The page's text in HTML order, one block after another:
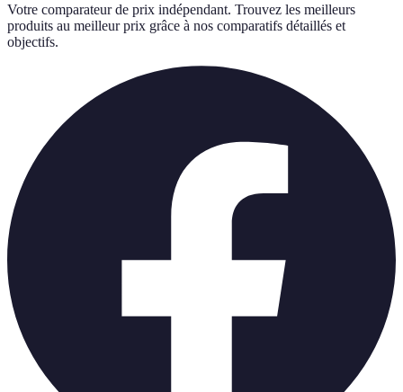
Votre comparateur de prix indépendant. Trouvez les meilleurs
produits au meilleur prix grâce à nos comparatifs détaillés et
objectifs.